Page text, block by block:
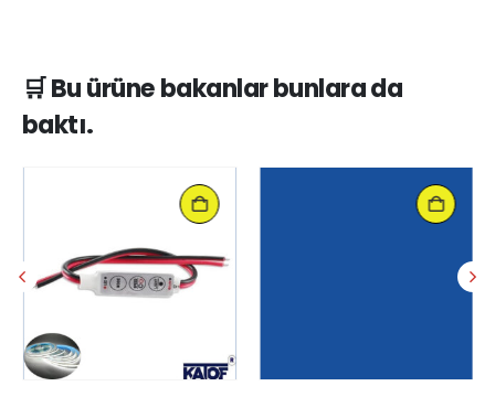
🛒 Bu ürüne bakanlar bunlara da
baktı.